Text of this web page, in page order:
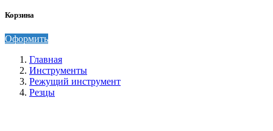
Корзина
Оформить
Главная
Инструменты
Режущий инструмент
Резцы